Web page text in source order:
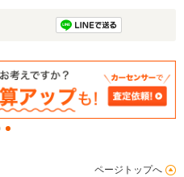
ページトップへ